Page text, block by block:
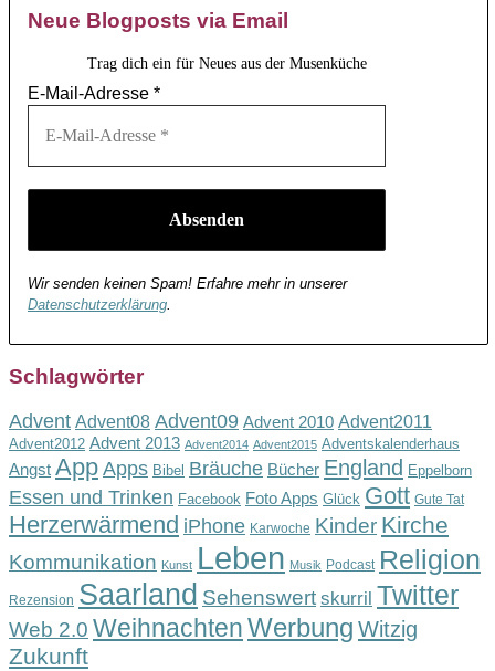
Neue Blogposts via Email
Trag dich ein für Neues aus der Musenküche
E-Mail-Adresse *
Wir senden keinen Spam! Erfahre mehr in unserer
Datenschutzerklärung
Schlagwörter
Advent Advent08 Advent09 Advent 2010 Advent2011
Advent2012 Advent 2013 Advent2014 Advent2015 Adventskalenderhaus
Angst App Apps Bibel Bräuche Bücher England Eppelborn
Essen und Trinken Facebook Foto Apps Glück Gott Gute Tat
Herzerwärmend iPhone Karwoche Kinder Kirche
Kommunikation Kunst Leben Musik Podcast Religion
Rezension Saarland Sehenswert skurril Twitter
Web 2.0 WeihnachtenWerbung Witzig
Zukunft